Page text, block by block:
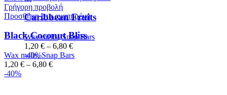
Caribbean Fruits
Wax melts,Snap Bars
1,20 € – 6,80 €
-40%
Γρήγορη προβολή
Προσθήκη στα αγαπημένα
Black Coconut Bliss
Wax melts,Snap Bars
1,20 € – 6,80 €
-40%